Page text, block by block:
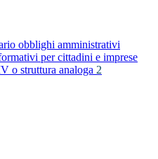
obblighi amministrativi
per cittadini e imprese
o struttura analoga 2